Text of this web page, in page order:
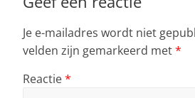
Je e-mailadres wordt niet
velden zijn gemarkeerd met*
Reactie*